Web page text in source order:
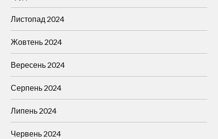
Листопад 2024
Жовтень 2024
Вересень 2024
Серпень 2024
Липень 2024
Червень 2024